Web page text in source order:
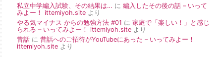
私立中学編入試験、その結果は… に 編入したその後の話 – いって
みよー！ ittemiyoh.site より
やる気マイナス からの勉強方法 #01 に 家庭で「楽しい！」と感じ
られる – いってみよー！ ittemiyoh.site より
昔話 に 昔話へのご招待がYouTubeにあった – いってみよー！
ittemiyoh.site より